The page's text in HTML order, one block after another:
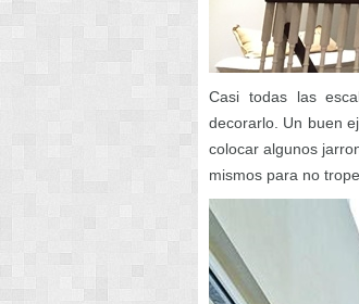
Casi todas las
decorarlo. Un buen
colocar algunos
mismos para no